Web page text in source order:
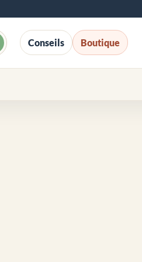
Conseils Boutique